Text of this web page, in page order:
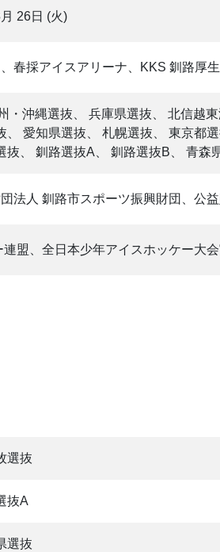
26日 (火)
春採アイスアリーナ、KKS 釧路厚
・沖縄選抜、 兵庫県選抜、 北信越
愛知県選抜、 札幌選抜、 東京都
抜、 釧路選抜A、 釧路選抜B、 青森
法人 釧路市スポーツ振興財団、公
盟、全日本少年アイスホッケー大
選抜
抜A
選抜